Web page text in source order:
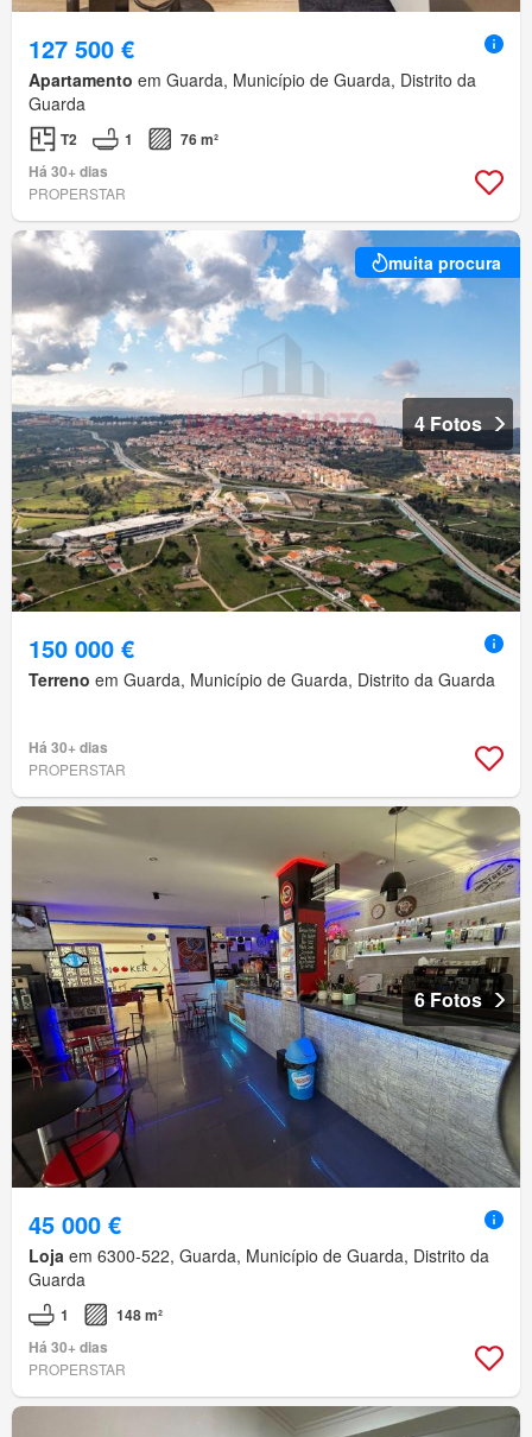
127 500 €
Apartamento em Guarda, Município de Guarda, Distrito da
Guarda
T2 1
76 m²
Há 30+ dias
PROPERSTAR
muita procura
4 Fotos
150 000 €
Terreno em Guarda, Município de Guarda, Distrito da Guarda
Há 30+ dias
PROPERSTAR
6 Fotos
45 000 €
Loja em 6300-522, Guarda, Município de Guarda, Distrito da
Guarda
1
148 m²
Há 30+ dias
PROPERSTAR